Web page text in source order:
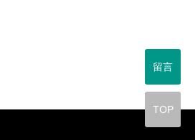
留言
TOP